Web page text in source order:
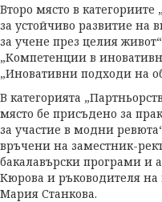
Второ място в
за устойчиво развитие
за учене през целия
„Компетенции в
„Иновативни подходи на
В категорията
място бе присъдено за
за участие в модни
връчени на заместник-
бакалавърски програми и
Кюрова и ръководителя
Мария Станкова.